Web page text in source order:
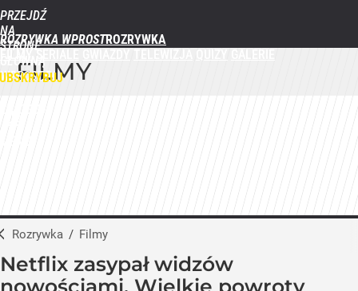
PRZEJDŹ
NA
STRONĘ
GŁÓWNĄ
WPROST.PL
ROZRYWKA WPROST
FILMY
Rozrywka / Filmy
Netflix zasypał widzów